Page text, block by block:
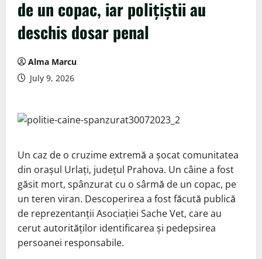
de un copac, iar polițiștii au
deschis dosar penal
Alma Marcu
July 9, 2026
Un caz de o cruzime extremă a șocat comunitatea
din orașul Urlați, județul Prahova. Un câine a fost
găsit mort, spânzurat cu o sârmă de un copac, pe
un teren viran. Descoperirea a fost făcută publică
de reprezentanții Asociației Sache Vet, care au
cerut autorităților identificarea și pedepsirea
persoanei responsabile.